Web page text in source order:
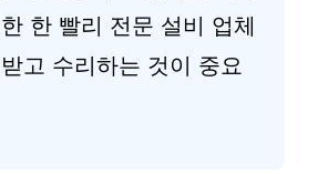
한 빨리 전문 설비 업체
고 수리하는 것이 중요